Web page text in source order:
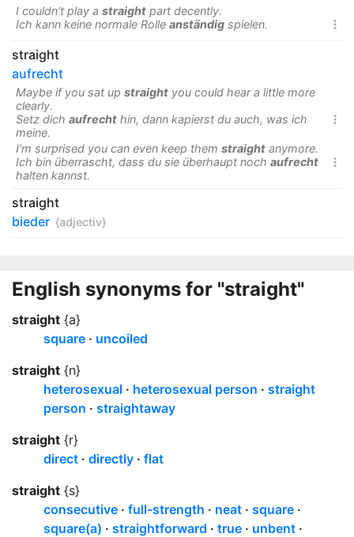
I couldn't play a straight part decently.

Ich kann keine normale Rolle anständig spielen.
straight
aufrecht
Maybe if you sat up straight you could hear a little more
clearly.

Setz dich aufrecht hin, dann kapierst du auch, was ich
meine.
I'm surprised you can even keep them straight anymore.

Ich bin überrascht, dass du sie überhaupt noch aufrecht
halten kannst.
straight
bieder {adjectiv}
English synonyms for "straight"
straight {a}
square
uncoiled
straight {n}
heterosexual
heterosexual person
straight
person
straightaway
straight {r}
direct
directly
flat
straight {s}
consecutive
full-strength neat
square
square(a)
straightforward true
unbent